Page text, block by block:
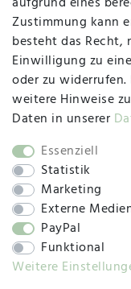
47533 Kleve
Montag, Dienstag,
09:00 Uhr bis 13:00
Mittwoch
09:00 Uhr bis 12:00
SOCIAL
Zustimmung kann
besteht das
Einwilligung zu
oder zu widerrufen.
weitere Hinweise
Daten in unserer
Essenziell
Statistik
Marketing
Externe
PayPal
Funktional
Weitere